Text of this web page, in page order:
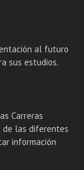
al futuro
sus estudios.
Carreras
de las diferentes
información